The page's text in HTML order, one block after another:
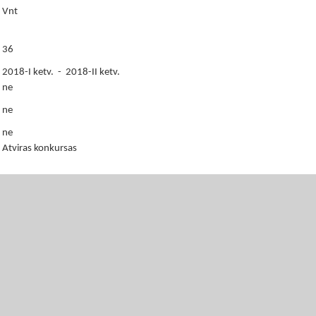
Vnt
36
2018-I ketv. - 2018-II ketv.
ne
ne
ne
Atviras konkursas